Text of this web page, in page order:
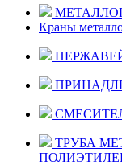
Краны
ТРУБА